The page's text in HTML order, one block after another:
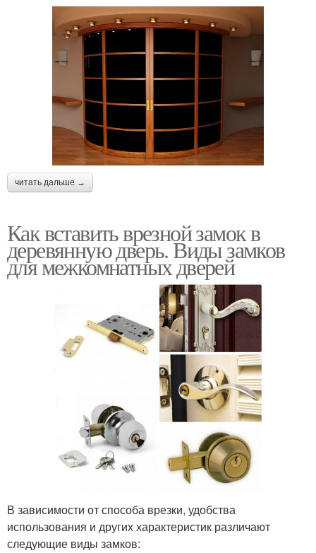
читать дальше →
Как вставить врезной замок в
деревянную дверь. Виды замков
для межкомнатных дверей
В зависимости от способа врезки, удобства
использования и других характеристик различают
следующие виды замков: